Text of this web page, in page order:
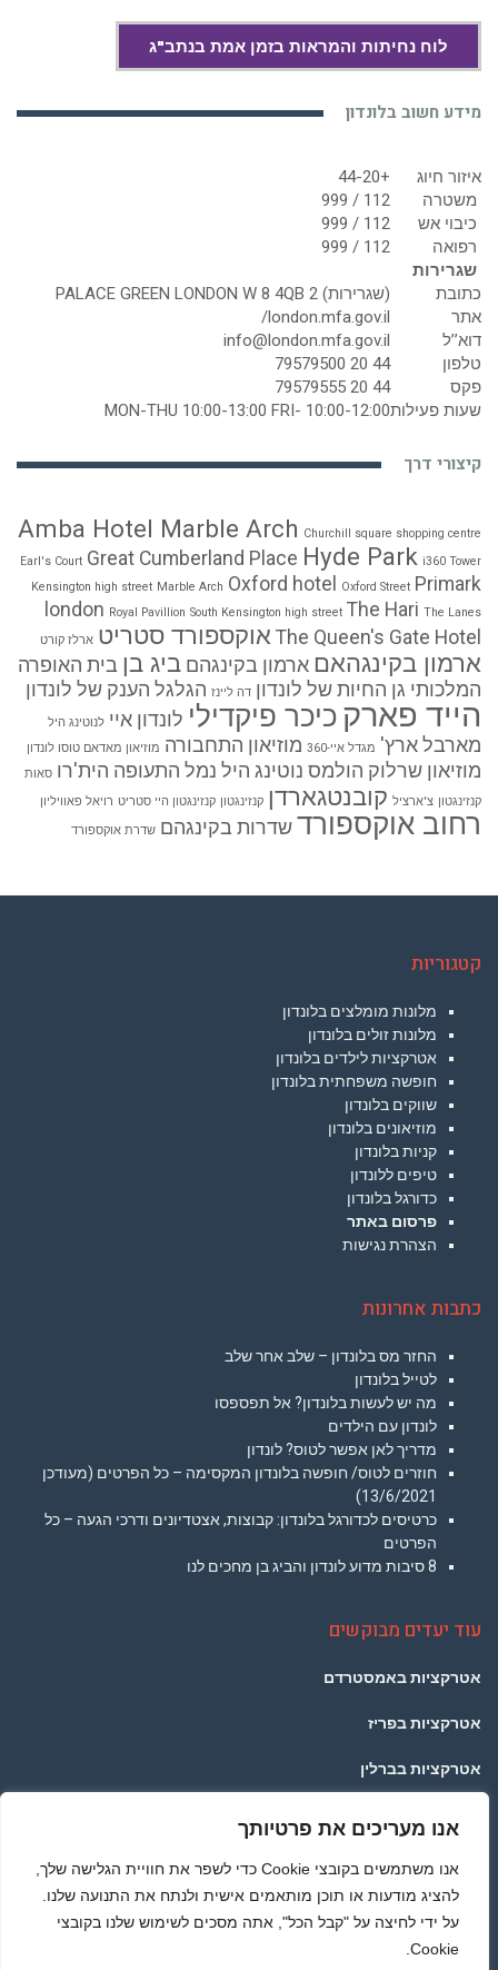
אנו מעריכים את פרטיותך
אנו משתמשים בקובצי Cookie כדי לשפר את חוויית הגלישה שלך,
להציג מודעות או תוכן מותאמים אישית ולנתח את התנועה שלנו.
על ידי לחיצה על "קבל הכל", אתה מסכים לשימוש שלנו בקובצי
Cookie.
לוח נחיתות והמראות בזמן אמת בנתב"ג
מידע חשוב בלונדון
איזור חיוג
+44-20
משטרה
112 / 999
כיבוי אש
112 / 999
רפואה
112 / 999
שגרירות
כתובת
(שגרירות) 2 PALACE GREEN LONDON W 8 4QB
אתר
london.mfa.gov.il/
דוא’’ל
info@london.mfa.gov.il
טלפון
44 20 79579500
פקס
44 20 79579555
שעות פעילותMON-THU 10:00-13:00 FRI- 10:00-12:00
קיצורי דרך
Amba Hotel Marble Arch Churchill square shopping centre
Earl's Court Great Cumberland Place Hyde Park i360 Tower
Kensington high street Marble Arch Oxford hotel Oxford Street Primark
london Royal Pavillion South Kensington high street The Hari The Lanes
The Queen's Gate Hotel אוקספורד סטריט ארלז קורט
ארמון בקינגהאם ארמון בקינגהם ביג בן בית האופרה
המלכותי גן החיות של לונדון דה ליינז הגלגל הענק של לונדון
הייד פארק כיכר פיקדילי לונדון איי לנוטינג היל
מארבל ארץ' מגדל איי-360 מוזיאון התחבורה מוזיאון מאדאם טוסו לונדון
מוזיאון שרלוק הולמס נוטינג היל נמל התעופה הית'רו סאות
קנזינגטון צ'ארציל קובנטגארדן קנזינגטון קנזינגטון היי סטריט רויאל פאוויליון
רחוב אוקספורד שדרות בקינגהם שדרת אוקספורד
קטגוריות
מלונות מומלצים בלונדון
מלונות זולים בלונדון
אטרקציות לילדים בלונדון
חופשה משפחתית בלונדון
שווקים בלונדון
מוזיאונים בלונדון
קניות בלונדון
טיפים ללונדון
כדורגל בלונדון
פרסום באתר
הצהרת נגישות
כתבות אחרונות
החזר מס בלונדון – שלב אחר שלב
לטייל בלונדון
מה יש לעשות בלונדון? אל תפספסו
לונדון עם הילדים
מדריך לאן אפשר לטוס? לונדון
חוזרים לטוס/ חופשה בלונדון המקסימה – כל הפרטים (מעודכן
13/6/2021)
כרטיסים לכדורגל בלונדון: קבוצות, אצטדיונים ודרכי הגעה – כל
הפרטים
8 סיבות מדוע לונדון והביג בן מחכים לנו
עוד יעדים מבוקשים
אטרקציות באמסטרדם
אטרקציות בפריז
אטרקציות בברלין
אטרקציות ברומא